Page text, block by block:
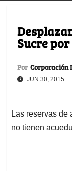
Sucre
Por Corporación
JUN 30, 2015
Las reservas de
no tienen